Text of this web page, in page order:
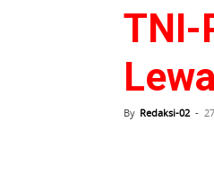
TNI-
By Redaksi-02 -